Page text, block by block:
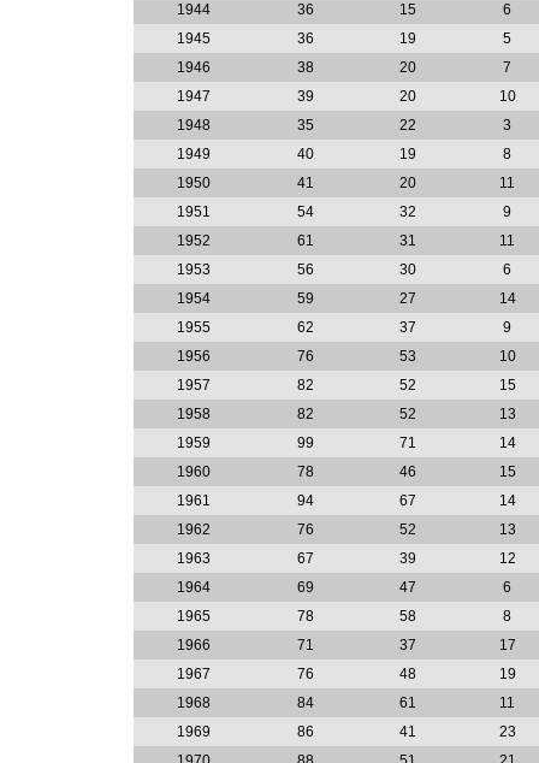
1944
36 15
6
1945
36 19
5
1946
38 20
7
1947
39 20
10
1948
35 22
3
1949
40 19
8
1950
41 20
11
1951
54 32
9
1952
61 31
11
1953
56 30
6
1954
59 27
14
1955
62 37
9
1956
76 53
10
1957
82 52
15
1958
82 52
13
1959
99 71
14
1960
78 46
15
1961
94 67
14
1962
76 52
13
1963
67 39
12
1964
69 47
6
1965
78 58
8
1966
71 37
17
1967
76 48
19
1968
84 61
11
1969
86 41
23